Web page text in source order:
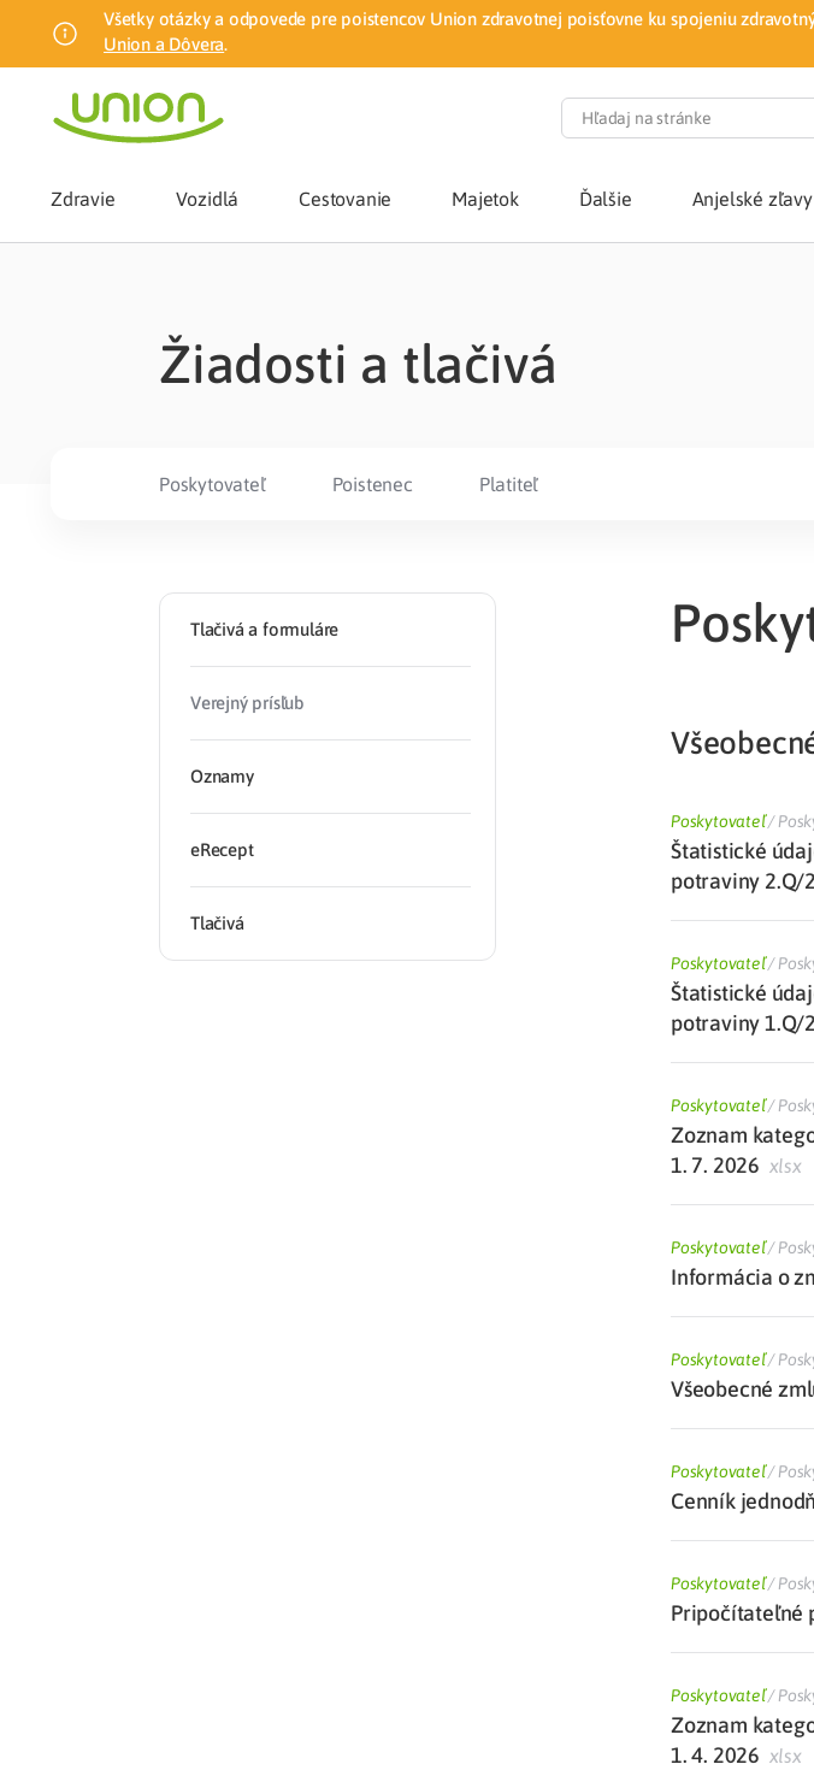
Všetky otázky a odpovede pre poistencov Union zdravotnej poisťovne ku spojeniu
Union a Dôvera.
Zdravie
Zmena zdravotnej poisťovne
Zdravotné poistenie pre cudzincov
Prečo Union
Vozidlá Cestovanie Majetok Ďalšie Anjelské zľavy
Žiadosti a tlačivá
Poskytovateľ Poistenec Platiteľ
Tlačivá a formuláre
Verejný prísľub
Oznamy
eRecept
Tlačivá
Poskytovateľ/
Štatistické
potraviny 2.Q/
Poskytovateľ/
Štatistické
potraviny 1.Q/
Poskytovateľ/
Zoznam
1. 7. 2026 xlsx
Poskytovateľ/
Informácia o
Poskytovateľ/
Všeobecné
Poskytovateľ/
Cenník
Poskytovateľ/
Pripočítateľné
Poskytovateľ/
Zoznam
1. 4. 2026 xlsx